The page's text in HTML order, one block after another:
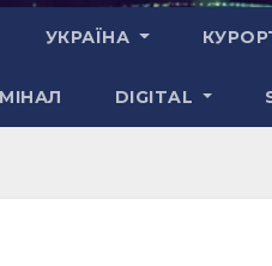
УКРАЇНА
DIGITAL